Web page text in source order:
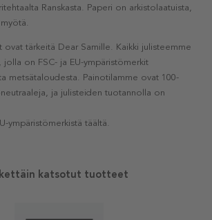
Ranskasta. Paperi on arkistolaatuista,
ovat tärkeitä Dear Samille. Kaikki julisteemme
on FSC- ja EU-ympäristömerkit
metsätaloudesta. Painotilamme ovat 100-
ja julisteiden tuotannolla on
ympäristömerkistä täältä.
katsotut tuotteet